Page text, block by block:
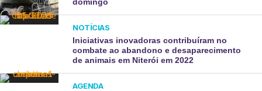
NOTÍCIAS
Iniciativas inovadoras contribuíram no
combate ao abandono e desaparecimento
de animais em Niterói em 2022
AGENDA